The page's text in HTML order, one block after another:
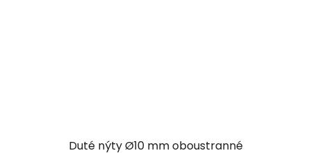
Duté nýty Ø10 mm oboustranné